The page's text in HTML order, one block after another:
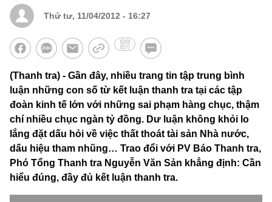
Thứ tư, 11/04/2012 - 16:27
(Thanh tra) - Gần đây, nhiều trang tin tập trung bình
luận những con số từ kết luận thanh tra tại các tập
đoàn kinh tế lớn với những sai phạm hàng chục, thậm
chí nhiều chục ngàn tỷ đồng. Dư luận không khỏi lo
lắng đặt dấu hỏi về việc thất thoát tài sản Nhà nước,
dấu hiệu tham nhũng… Trao đổi với PV Báo Thanh tra,
Phó Tổng Thanh tra Nguyễn Văn Sản khẳng định: Cần
hiểu đúng, đầy đủ kết luận thanh tra.